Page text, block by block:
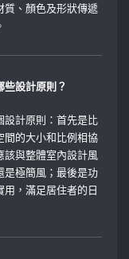
質、顏色及形狀傳遞
設計原則？
設計原則：首先是比
間的大小和比例相協
該與整體室內設計風
是極簡風；最後是功
，滿足居住者的日